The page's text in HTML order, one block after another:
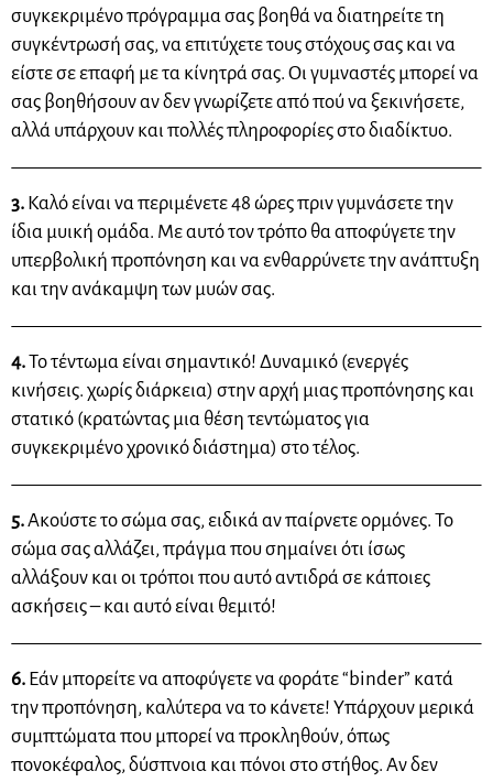
συγκεκριμένο πρόγραμμα σας βοηθά να διατηρείτε τη
συγκέντρωσή σας, να επιτύχετε τους στόχους σας και να
είστε σε επαφή με τα κίνητρά σας. Οι γυμναστές μπορεί να
σας βοηθήσουν αν δεν γνωρίζετε από πού να ξεκινήσετε,
αλλά υπάρχουν και πολλές πληροφορίες στο διαδίκτυο.
3. Καλό είναι να περιμένετε 48 ώρες πριν γυμνάσετε την
ίδια μυική ομάδα. Με αυτό τον τρόπο θα αποφύγετε την
υπερβολική προπόνηση και να ενθαρρύνετε την ανάπτυξη
και την ανάκαμψη των μυών σας.
4.Το τέντωμα είναι σημαντικό! Δυναμικό (ενεργές
κινήσεις. χωρίς διάρκεια) στην αρχή μιας προπόνησης και
στατικό (κρατώντας μια θέση τεντώματος για
συγκεκριμένο χρονικό διάστημα) στο τέλος.
5.Ακούστε το σώμα σας, ειδικά αν παίρνετε ορμόνες. Το
σώμα σας αλλάζει, πράγμα που σημαίνει ότι ίσως
αλλάξουν και οι τρόποι που αυτό αντιδρά σε κάποιες
ασκήσεις – και αυτό είναι θεμιτό!
6. Εάν μπορείτε να αποφύγετε να φοράτε “binder” κατά
την προπόνηση, καλύτερα να το κάνετε! Υπάρχουν μερικά
συμπτώματα που μπορεί να προκληθούν, όπως
πονοκέφαλος, δύσπνοια και πόνοι στο στήθος. Αν δεν